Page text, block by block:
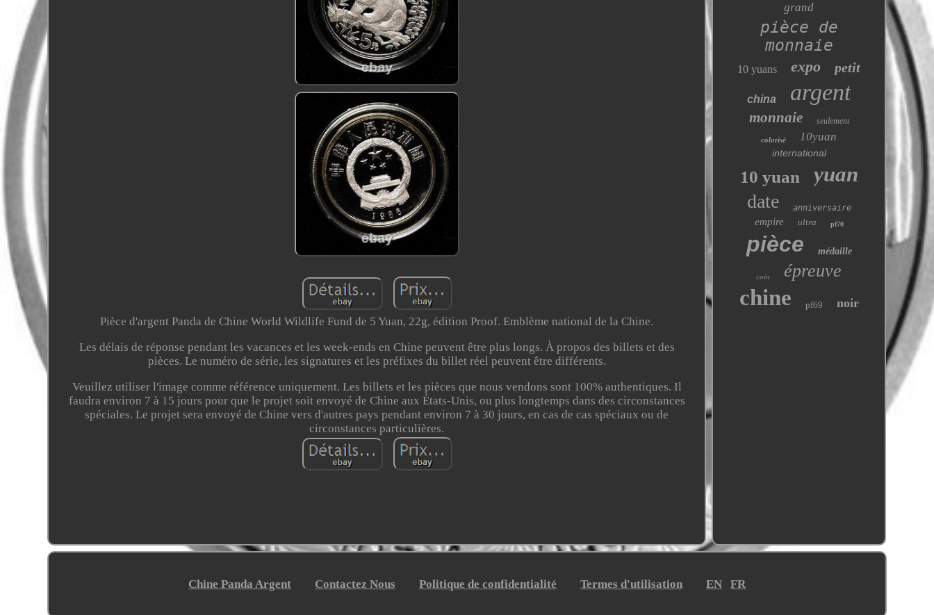
Pièce d'argent Panda de Chine World Wildlife Fund de 5 Yuan, 22g, édition Proof. Emblème national de la Chine.
Les délais de réponse pendant les vacances et les week-ends en Chine peuvent être plus longs. À propos des billets et des
pièces. Le numéro de série, les signatures et les préfixes du billet réel peuvent être différents.
Veuillez utiliser l'image comme référence uniquement. Les billets et les pièces que nous vendons sont 100% authentiques. Il
faudra environ 7 à 15 jours pour que le projet soit envoyé de Chine aux États-Unis, ou plus longtemps dans des circonstances
spéciales. Le projet sera envoyé de Chine vers d'autres pays pendant environ 7 à 30 jours, en cas de cas spéciaux ou de
circonstances particulières.
grand
pièce de
monnaie
10 yuans expo petit
china argent
monnaie seulement
colorisé 10yuan
international
10 yuan yuan
date anniversaire
empire ultra pf70
pièce médaille
coin épreuve
chine pf69 noir
Chine Panda Argent Contactez Nous Politique de confidentialité Termes d'utilisation EN FR